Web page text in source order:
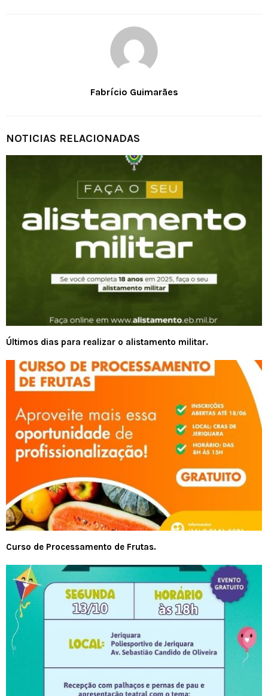
Fabrício Guimarães
NOTICIAS RELACIONADAS
Últimos dias para realizar o alistamento militar.
Curso de Processamento de Frutas.